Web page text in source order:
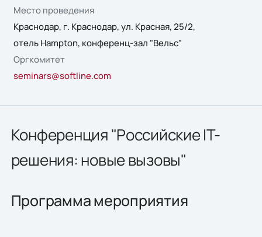
Место проведения
Краснодар, г. Краснодар, ул. Красная, 25/2,
отель Hampton, конференц-зал "Вельс"
Оргкомитет
seminars@softline.com
Конференция "Российские IT-
решения: новые вызовы"
Программа мероприятия